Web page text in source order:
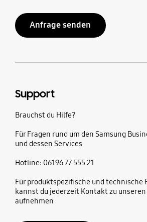
Anfrage senden
Support
Brauchst du Hilfe?
Für Fragen rund um den Samsung
und dessen Services
Hotline: 06196 77 555 21
Für produktspezifische und technische
kannst du jederzeit Kontakt zu
aufnehmen